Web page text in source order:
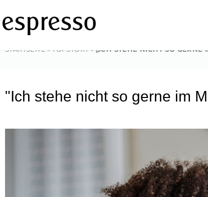
Inhalt
springen
STARTSEITE » TOPSTORY » „ICH STEHE NICHT SO GERNE
"Ich stehe nicht so gerne im